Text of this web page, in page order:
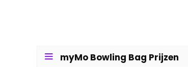
myMo Bowling Bag Prijzen